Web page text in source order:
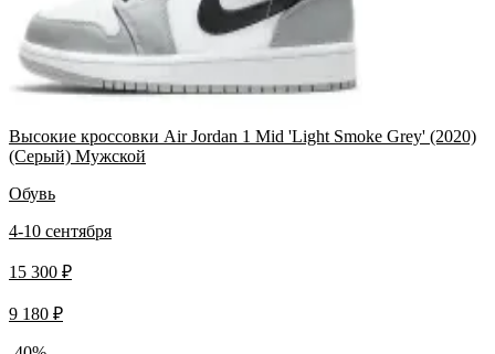
Высокие кроссовки Air Jordan 1 Mid 'Light Smoke Grey' (2020)
(Серый) Мужской
Обувь
4-10 сентября
15 300 ₽
9 180 ₽